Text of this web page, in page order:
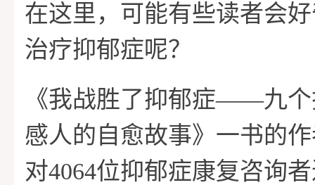
在这里，可能有些读者会
治疗抑郁症呢？
《我战胜了抑郁症——九
感人的自愈故事》一书的
对4064位抑郁症康复咨询